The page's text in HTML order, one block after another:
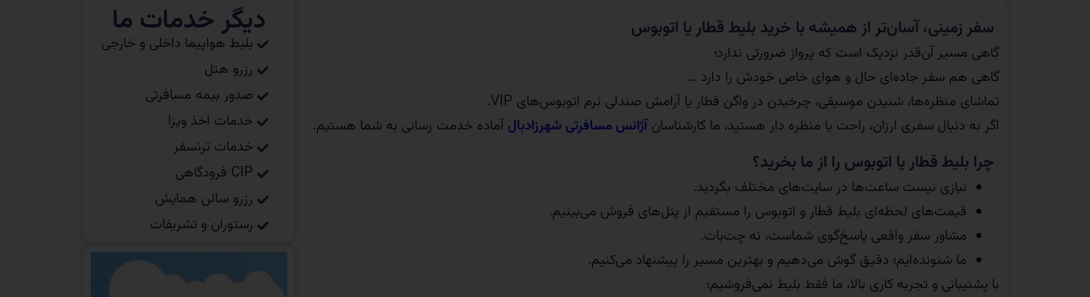
سفر زمینی، آسان‌تر از همیشه با خرید بلیط قطار یا اتوبوس
گاهی مسیر آن‌قدر نزدیک است که پرواز ضرورتی ندارد؛
گاهی هم سفر جاده‌ای حال و هوای خاص خودش را دارد …
تماشای منظره‌ها، شنیدن موسیقی، چرخیدن در واگن قطار یا آرامش صندلی‌ نرم اتوبوس‌های VIP.
اگر به‌ دنبال سفری ارزان، راحت یا منظره‌ دار هستید، ما کارشناسانآژانس مسافرتی شهرزادبالآماده خدمت رسانی به شما هستیم.
چرا بلیط قطار یا اتوبوس را از ما بخرید؟
نیازی نیست ساعت‌ها در سایت‌های مختلف بگردید.
قیمت‌های لحظه‌ای بلیط قطار و اتوبوس را مستقیم از پنل‌های فروش می‌بینیم.
مشاور سفر واقعی پاسخ‌گوی شماست، نه چت‌بات.
ما شنونده‌ایم؛ دقیق گوش می‌دهیم و بهترین مسیر را پیشنهاد می‌کنیم.
با پشتیبانی و تجربه کاری بالا، ما فقط بلیط نمی‌فروشیم؛
دیگر خدمات ما
بلیط هواپیما داخلی و خارجی
رزرو هتل
صدور بیمه مسافرتی
خدمات اخذ ویزا
خدمات ترنسفر
CIP فرودگاهی
رزرو سالن همایش
رستوران و تشریفات